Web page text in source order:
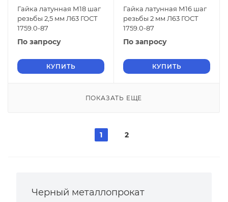
Гайка латунная М18 шаг
резьбы 2,5 мм Л63 ГОСТ
1759.0-87
По запросу
КУПИТЬ
Гайка латунная М16 шаг
резьбы 2 мм Л63 ГОСТ
1759.0-87
По запросу
КУПИТЬ
ПОКАЗАТЬ ЕЩЕ
1 2
Черный металлопрокат